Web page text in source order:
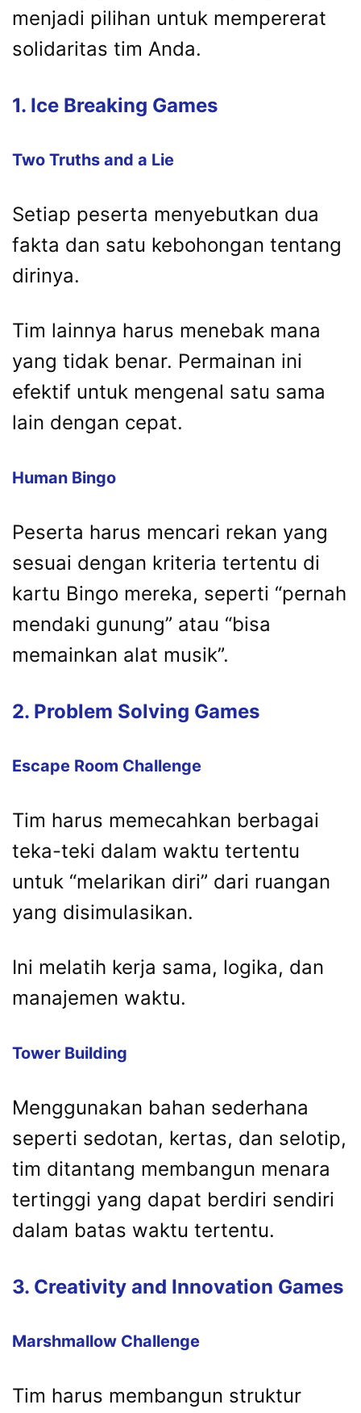
menjadi pilihan untuk mempererat
solidaritas tim Anda.
1. Ice Breaking Games
Two Truths and a Lie
Setiap peserta menyebutkan dua
fakta dan satu kebohongan tentang
dirinya.
Tim lainnya harus menebak mana
yang tidak benar. Permainan ini
efektif untuk mengenal satu sama
lain dengan cepat.
Human Bingo
Peserta harus mencari rekan yang
sesuai dengan kriteria tertentu di
kartu Bingo mereka, seperti “pernah
mendaki gunung” atau “bisa
memainkan alat musik”.
2. Problem Solving Games
Escape Room Challenge
Tim harus memecahkan berbagai
teka-teki dalam waktu tertentu
untuk “melarikan diri” dari ruangan
yang disimulasikan.
Ini melatih kerja sama, logika, dan
manajemen waktu.
Tower Building
Menggunakan bahan sederhana
seperti sedotan, kertas, dan selotip,
tim ditantang membangun menara
tertinggi yang dapat berdiri sendiri
dalam batas waktu tertentu.
3. Creativity and Innovation Games
Marshmallow Challenge
Tim harus membangun struktur